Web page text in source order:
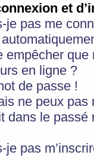
et
je pas me
empêcher
en ligne ?
de passe !
ne peux pas
dans le
pas